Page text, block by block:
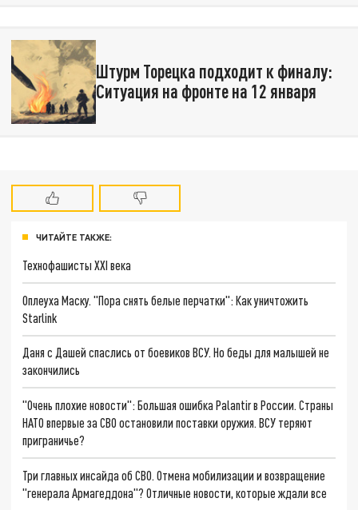
Штурм Торецка подходит к финалу:
Ситуация на фронте на 12 января
ЧИТАЙТЕ ТАКЖЕ:
Технофашисты XXI века
Оплеуха Маску. "Пора снять белые перчатки": Как уничтожить
Starlink
Даня с Дашей спаслись от боевиков ВСУ. Но беды для малышей не
закончились
"Очень плохие новости": Большая ошибка Palantir в России. Страны
НАТО впервые за СВО остановили поставки оружия. ВСУ теряют
приграничье?
Три главных инсайда об СВО. Отмена мобилизации и возвращение
"генерала Армагеддона"? Отличные новости, которые ждали все